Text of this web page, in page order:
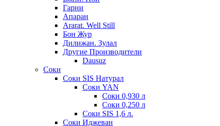
Гарни
Апаран
Ararat. Well Still
Бон Жур
Дилижан. Зулал
Другие Производители
Dausuz
Соки
Соки SIS Натурал
Соки YAN
Соки 0,930 л
Соки 0,250 л
Соки SIS 1,6 л.
Соки Иджеван